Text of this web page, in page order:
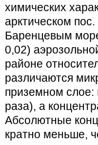
химических
арктическом
Баренцевым
0,02)
районе
различаются
приземном слое:
раза), а
Абсолютные
кратно меньше,